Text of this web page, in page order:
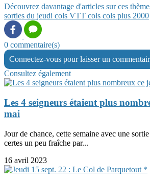
Découvrez davantage d'articles sur ces
sorties du jeudi cols VTT cols cols plus 2000
0 commentaire(s)
Connectez-vous pour laisser un
Consultez également
Les 4 seigneurs étaient plus
mai
Jour de chance, cette semaine avec une
certes un peu fraîche par...
16 avril 2023